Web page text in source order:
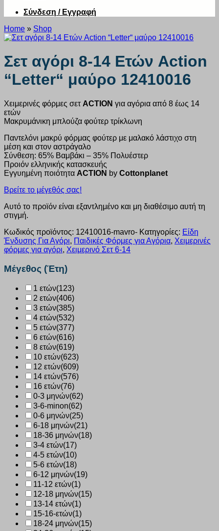
Σύνδεση / Εγγραφή
Home » Shop
Σετ αγόρι 8-14 Ετών Action
“Letter“ μαύρο 12410016
Χειμερινές φόρμες σετ ACTION για αγόρια από 8 έως 14
ετών
Μακρυμάνικη μπλούζα φούτερ τρίκλωνη
Παντελόνι μακρύ φόρμας φούτερ με μαλακό λάστιχο στη
μέση και στον αστράγαλο
Σύνθεση: 65% Βαμβάκι – 35% Πολυέστερ
Προιόν ελληνικής κατασκευής
Εγγυημένη ποιότητα ACTION by Cottonplanet
Βρείτε το μέγεθός σας!
Αυτό το προϊόν είναι εξαντλημένο και μη διαθέσιμο αυτή τη
στιγμή.
Κωδικός προϊόντος: 12410016-mavro- Κατηγορίες: Είδη
Ένδυσης Για Αγόρι, Παιδικές Φόρμες για Αγόρια, Χειμερινές
φόρμες για αγόρι, Χειμερινό Σετ 6-14
Μέγεθος (Έτη)
1 ετών(123)
2 ετών(406)
3 ετών(385)
4 ετών(532)
5 ετών(377)
6 ετών(616)
8 ετών(619)
10 ετών(623)
12 ετών(609)
14 ετών(576)
16 ετών(76)
0-3 μηνών(62)
3-6-minon(62)
0-6 μηνών(25)
6-18 μηνών(21)
18-36 μηνών(18)
3-4 ετών(17)
4-5 ετών(10)
5-6 ετών(18)
6-12 μηνών(19)
11-12 ετών(1)
12-18 μηνών(15)
13-14 ετών(1)
15-16-ετών(1)
18-24 μηνών(15)